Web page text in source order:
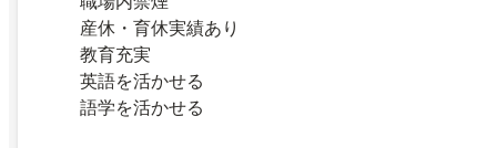
産休・育休実績あり
教育充実
英語を活かせる
語学を活かせる